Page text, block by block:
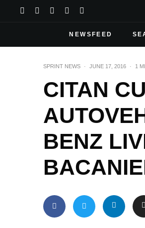
NEWSFEED
SPRINT NEWS · JUNE 17, 2016 · 1
CITAN
BENZ